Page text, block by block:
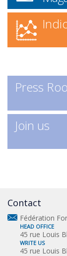
Recherche en
directement à
Consulter les
Un outil
Press
Join us
Contact
Fédération
HEAD OFFICE
45 rue Louis
WRITE US
45 rue Louis